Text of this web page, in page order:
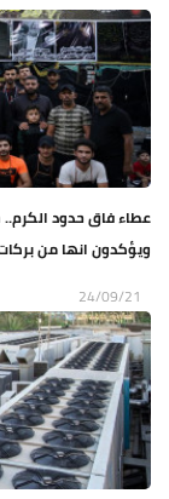
عطاء فاق حدود
ويؤكدون انها من
24/09/21